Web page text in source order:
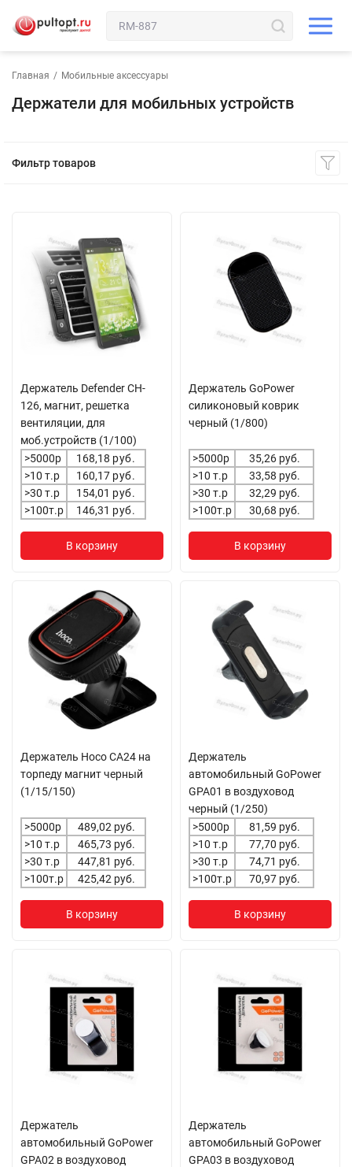
Главная / Мобильные аксессуары
Держатели для мобильных устройств
Фильтр товаров
Держатель Defender CH-
126, магнит, решетка
вентиляции, для
моб.устройств (1/100)
>5000р
168,18 руб.
>10 т.р
160,17 руб.
>30 т.р
154,01 руб.
>100т.р
146,31 руб.
В корзину
Держатель GoPower
силиконовый коврик
черный (1/800)
>5000р
35,26 руб.
>10 т.р
33,58 руб.
>30 т.р
32,29 руб.
>100т.р
30,68 руб.
В корзину
Держатель Hoco CA24 на
торпеду магнит черный
(1/15/150)
>5000р
489,02 руб.
>10 т.р
465,73 руб.
>30 т.р
447,81 руб.
>100т.р
425,42 руб.
В корзину
Держатель
автомобильный GoPower
GPA01 в воздуховод
черный (1/250)
>5000р
81,59 руб.
>10 т.р
77,70 руб.
>30 т.р
74,71 руб.
>100т.р
70,97 руб.
В корзину
Держатель
автомобильный GoPower
GPA02 в воздуховод
Держатель
автомобильный GoPower
GPA03 в воздуховод